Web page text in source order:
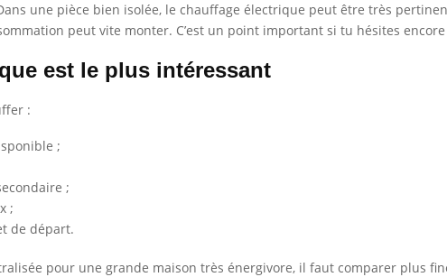
une pièce bien isolée, le chauffage électrique peut être très
peut vite monter. C’est un point important si tu hésites
est le plus intéressant
:
;
;
;
de départ.
pour une grande maison très énergivore, il faut comparer plus